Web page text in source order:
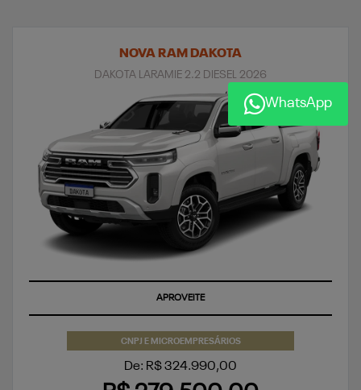
NOVA RAM DAKOTA
DAKOTA LARAMIE 2.2 DIESEL 2026
APROVEITE
CNPJ E MICROEMPRESÁRIOS
De: R$ 324.990,00
WhatsApp